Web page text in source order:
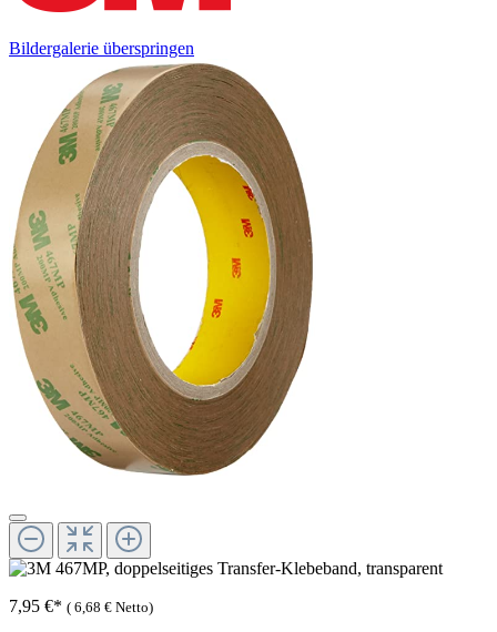
Bildergalerie überspringen
7,95 €* ( 6,68 € Netto)